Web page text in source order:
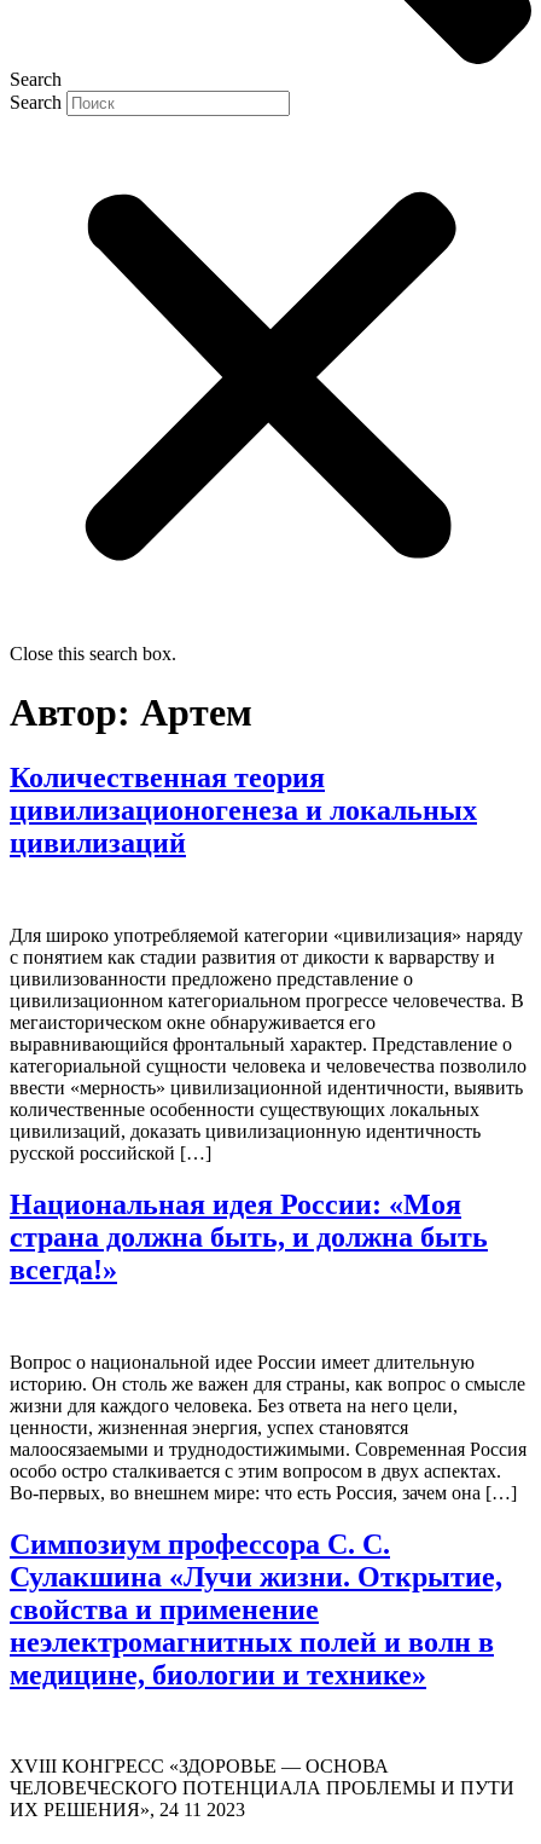
Search
Search
Close this search box.
Автор: Артем
Количественная теория
цивилизационогенеза и локальных
цивилизаций
Для широко употребляемой категории «цивилизация» наряду
с понятием как стадии развития от дикости к варварству и
цивилизованности предложено представление о
цивилизационном категориальном прогрессе человечества. В
мегаисторическом окне обнаруживается его
выравнивающийся фронтальный характер. Представление о
категориальной сущности человека и человечества позволило
ввести «мерность» цивилизационной идентичности, выявить
количественные особенности существующих локальных
цивилизаций, доказать цивилизационную идентичность
русской российской […]
Национальная идея России: «Моя
страна должна быть, и должна быть
всегда!»
Вопрос о национальной идее России имеет длительную
историю. Он столь же важен для страны, как вопрос о смысле
жизни для каждого человека. Без ответа на него цели,
ценности, жизненная энергия, успех становятся
малоосязаемыми и труднодостижимыми. Современная Россия
особо остро сталкивается с этим вопросом в двух аспектах.
Во-первых, во внешнем мире: что есть Россия, зачем она […]
Симпозиум профессора С. С.
Сулакшина «Лучи жизни. Открытие,
свойства и применение
неэлектромагнитных полей и волн в
медицине, биологии и технике»
XVIII КОНГРЕСС «ЗДОРОВЬЕ — ОСНОВА
ЧЕЛОВЕЧЕСКОГО ПОТЕНЦИАЛА ПРОБЛЕМЫ И ПУТИ
ИХ РЕШЕНИЯ», 24 11 2023